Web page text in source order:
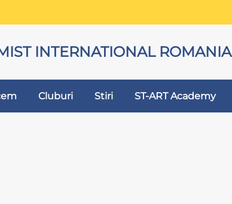
INTERNATIONAL ROMANIA
Cluburi Stiri ST-ART Academy